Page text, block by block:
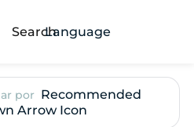
SearchLanguage
por Recommended
Arrow Icon